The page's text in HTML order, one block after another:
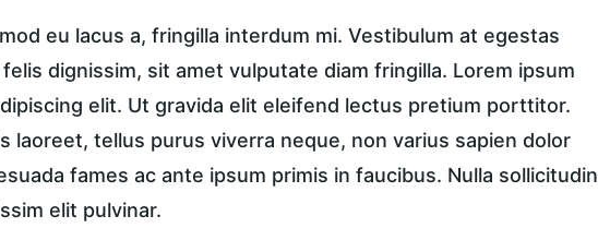
eu lacus a, fringilla interdum mi. Vestibulum at egestas
dignissim, sit amet vulputate diam fringilla. Lorem ipsum
elit. Ut gravida elit eleifend lectus pretium porttitor.
laoreet, tellus purus viverra neque, non varius sapien dolor
fames ac ante ipsum primis in faucibus. Nulla sollicitudin
elit pulvinar.